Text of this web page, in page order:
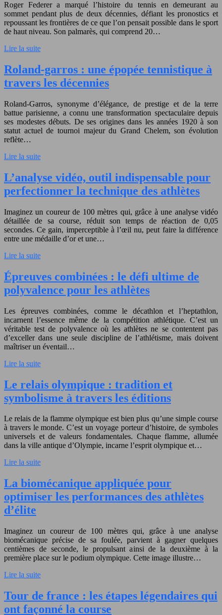
Roger Federer a marqué l’histoire du tennis en demeurant au
sommet pendant plus de deux décennies, défiant les pronostics et
repoussant les frontières de ce que l’on pensait possible dans le sport
de haut niveau. Son palmarès, qui comprend 20…
Lire la suite
Roland-garros : une épopée tennistique à
travers les décennies
Roland-Garros, synonyme d’élégance, de prestige et de la terre
battue parisienne, a connu une transformation spectaculaire depuis
ses modestes débuts. De ses origines dans les années 1920 à son
statut actuel de tournoi majeur du Grand Chelem, son évolution
reflète…
Lire la suite
L’analyse vidéo, outil indispensable pour
perfectionner la technique des athlètes
Imaginez un coureur de 100 mètres qui, grâce à une analyse vidéo
détaillée de sa course, réduit son temps de réaction de 0,05
secondes. Ce gain, imperceptible à l’œil nu, peut faire la différence
entre une médaille d’or et une…
Lire la suite
Épreuves combinées : le défi ultime de
polyvalence pour les athlètes
Les épreuves combinées, comme le décathlon et l’heptathlon,
incarnent l’essence même de la compétition athlétique. C’est un
véritable test de polyvalence où les athlètes ne se contentent pas
d’exceller dans une seule discipline de l’athlétisme, mais doivent
maîtriser un éventail…
Lire la suite
Le relais olympique : tradition et
symbolisme à travers les éditions
Le relais de la flamme olympique est bien plus qu’une simple course
à travers le monde. C’est un voyage porteur d’histoire, de symboles
universels et de valeurs fondamentales. Chaque flamme, allumée
dans la ville antique d’Olympie, incarne l’esprit olympique et…
Lire la suite
La biomécanique appliquée pour
optimiser les performances des athlètes
d’élite
Imaginez un coureur de 100 mètres qui, grâce à une analyse
biomécanique précise de sa foulée, parvient à gagner quelques
centièmes de seconde, le propulsant ainsi de la deuxième à la
première place sur le podium olympique. Cette image illustre…
Lire la suite
Tour de france : les étapes légendaires qui
ont façonné la course